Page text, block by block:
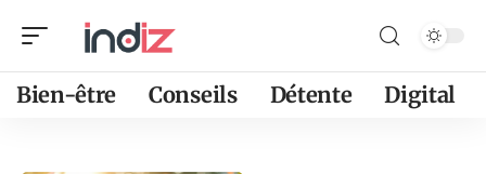
Bien-être Conseils Détente Digital